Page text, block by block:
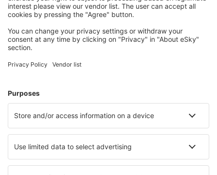
Planifica tu viaje
Vuelos baratos
Escapadas
Vuelo+Hotel
Hoteles
Traslados
Atracciones
Eventos deportivos